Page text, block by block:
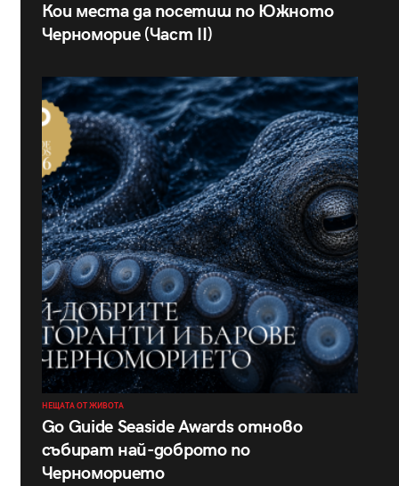
Кои места да посетиш по Южното
Черноморие (Част II)
НЕЩАТА ОТ ЖИВОТА
Go Guide Seaside Awards отново
събират най-доброто по
Черноморието